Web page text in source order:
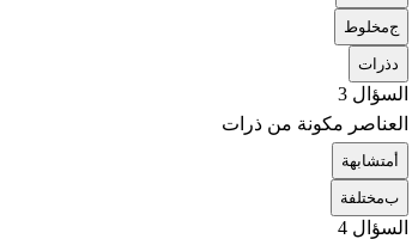
جمخلوط
د ذرات
السؤال 3
العناصر مكونة من ذرات
أمتشابهة
بمختلفة
السؤال 4